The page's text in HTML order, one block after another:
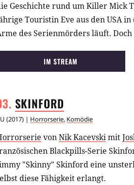
Geschichte rund um Killer Mick
Touristin Eve aus den USA
des Serienmörders läuft.
IM STREAM
SKINFORD
(2017) | Horrorserie, Komödie
vonNik Kacevskimit
Blackpills-Serie
"Skinny" Skinford eine
diese Fähigkeit erlangt.